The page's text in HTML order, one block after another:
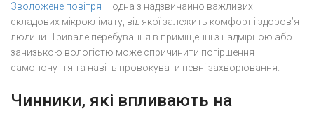
Зволожене повітря – одна з надзвичайно важливих
складових мікроклімату, від якої залежить комфорт і здоров’я
людини. Тривале перебування в приміщенні з надмірною або
занизькою вологістю може спричинити погіршення
самопочуття та навіть провокувати певні захворювання.
Чинники, які впливають на